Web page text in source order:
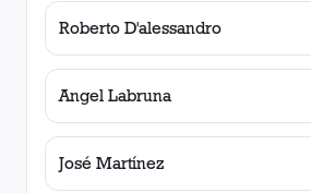
Roberto D'alessandro
Angel Labruna
José Martínez